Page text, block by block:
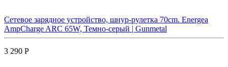
Сетевое зарядное устройство, шнур-рулетка 70cm. Energea
AmpCharge ARC 65W, Темно-серый | Gunmetal
3 290 Р